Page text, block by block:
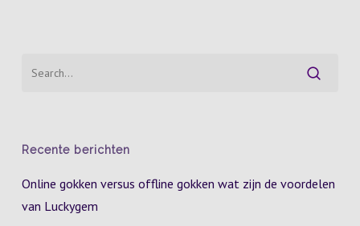
Recente berichten
Online gokken versus offline gokken wat zijn de voordelen
van Luckygem